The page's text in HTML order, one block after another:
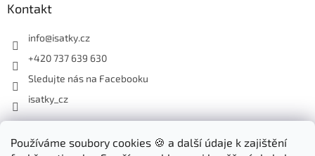
Používáme soubory cookies 🍪 a další údaje k zajištění
Kontakt
info@isatky.cz
+420 737 639 630
Sledujte nás na Facebooku
isatky_cz
Odebírat newsletter